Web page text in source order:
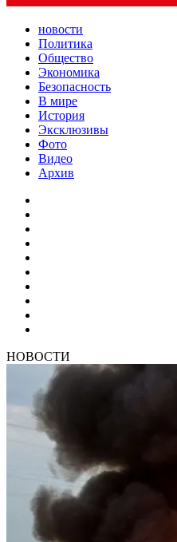
новости
Политика
Общество
Экономика
Безопасность
В мире
История
Эксклюзивы
Фото
Видео
Архив
НОВОСТИ